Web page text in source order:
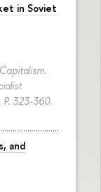
in Soviet
P. 323-360.
and